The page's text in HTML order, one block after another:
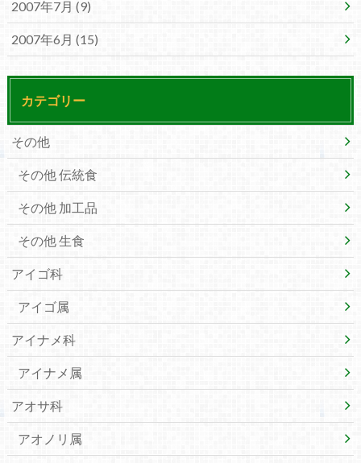
2007年7月 (9)
2007年6月 (15)
カテゴリー
その他
その他 伝統食
その他 加工品
その他 生食
アイゴ科
アイゴ属
アイナメ科
アイナメ属
アオサ科
アオノリ属